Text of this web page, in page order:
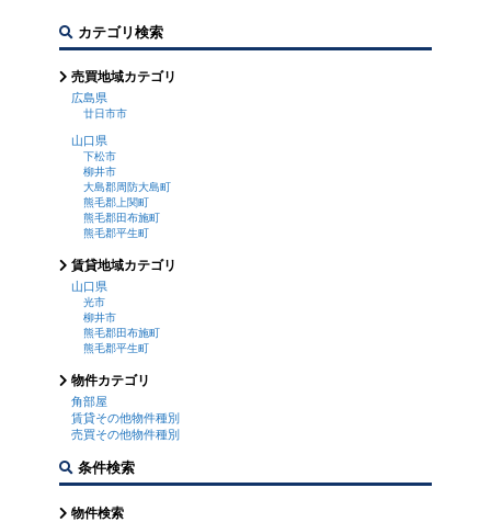
カテゴリ検索
売買地域カテゴリ
広島県
廿日市市
山口県
下松市
柳井市
大島郡周防大島町
熊毛郡上関町
熊毛郡田布施町
熊毛郡平生町
賃貸地域カテゴリ
山口県
光市
柳井市
熊毛郡田布施町
熊毛郡平生町
物件カテゴリ
角部屋
賃貸その他物件種別
売買その他物件種別
条件検索
物件検索